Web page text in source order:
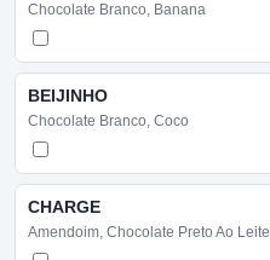
Chocolate Branco, Banana
BEIJINHO
Chocolate Branco, Coco
CHARGE
Amendoim, Chocolate Preto Ao Leite